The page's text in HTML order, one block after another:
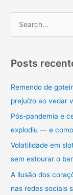
De
Desempenho
q
i
s
a
r
p
o
Posts
Remendo de
prejuízo ao vedar
Pós-pandemia e
explodiu — e
Volatilidade em
sem estourar o
A ilusão dos
nas redes sociais